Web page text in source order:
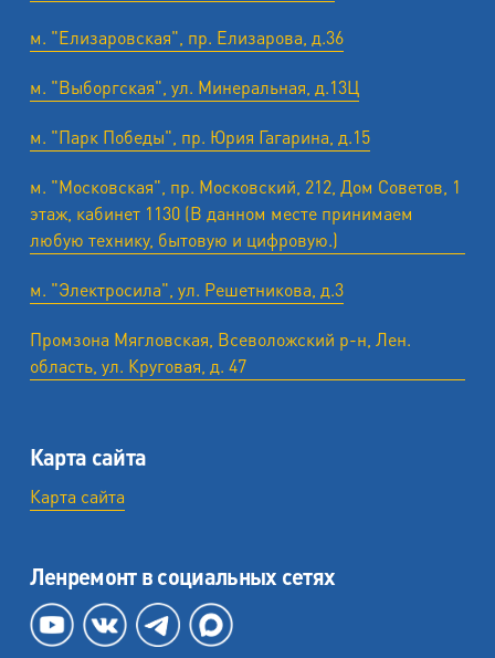
м. "Елизаровская", пр. Елизарова, д.36
м. "Выборгская", ул. Минеральная, д.13Ц
м. "Парк Победы", пр. Юрия Гагарина, д.15
м. "Московская", пр. Московский, 212, Дом Советов, 1
этаж, кабинет 1130 (В данном месте принимаем
любую технику, бытовую и цифровую.)
м. "Электросила", ул. Решетникова, д.3
Промзона Мягловская, Всеволожский р-н, Лен.
область, ул. ​Круговая, д. 47
Карта сайта
Карта сайта
Ленремонт в социальных сетях